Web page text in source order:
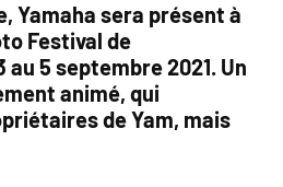
Yamaha sera présent à
Festival de
5 septembre 2021. Un
animé, qui
de Yam, mais